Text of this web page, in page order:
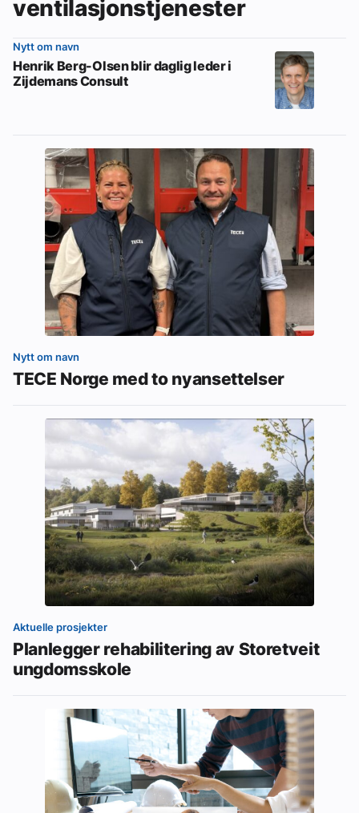
ventilasjonstjenester
Nytt om navn
Henrik Berg-Olsen blir daglig leder i
Zijdemans Consult
Nytt om navn
TECE Norge med to nyansettelser
Aktuelle prosjekter
Planlegger rehabilitering av Storetveit
ungdomsskole